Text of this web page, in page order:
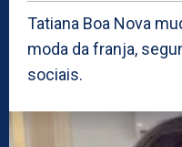
Tatiana Boa Nova
moda da franja,
sociais.